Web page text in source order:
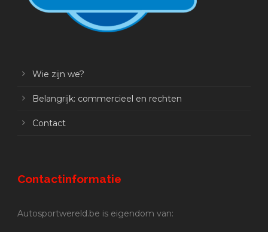
Wie zijn we?
Belangrijk: commercieel en rechten
Contact
Contactinformatie
Autosportwereld.be is eigendom van: